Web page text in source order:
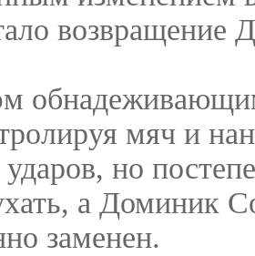
возвращение
мяч и
но
а Доминик
заменен.